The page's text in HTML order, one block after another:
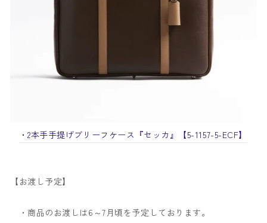
・2本手手提げブリーフケース『セッカ』 【5-1157-5-ECF】
【お渡し予定】
・商品のお渡しは6～7月頃を予定しております。